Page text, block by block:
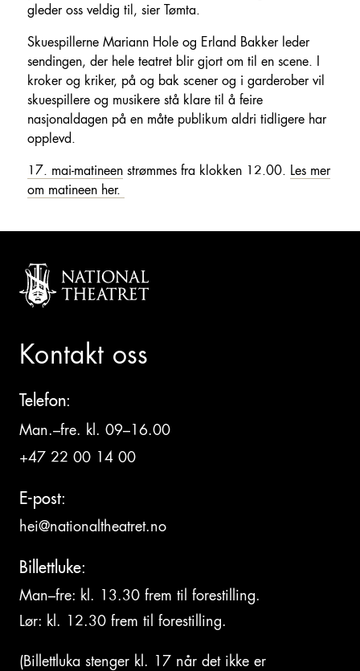
gleder oss veldig til, sier Tømta.
Skuespillerne Mariann Hole og Erland Bakker leder
sendingen, der hele teatret blir gjort om til en scene. I
kroker og kriker, på og bak scener og i garderober vil
skuespillere og musikere stå klare til å feire
nasjonaldagen på en måte publikum aldri tidligere har
opplevd.
17. mai-matineenstrømmes fra klokken 12.00. Les mer
om matineen her.
Kontakt oss
Telefon:
Man.–fre. kl. 09–16.00
+47 22 00 14 00
E-post:
hei@nationaltheatret.no
Billettluke:
Man–fre: kl. 13.30 frem til forestilling.
Lør: kl. 12.30 frem til forestilling.
(Billettluka stenger kl. 17 når det ikke er